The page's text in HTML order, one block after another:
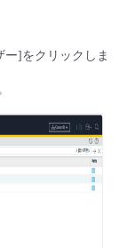
]をクリックしま